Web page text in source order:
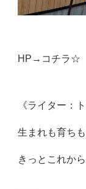
HP→ コチラ☆
《ライター：ト
生まれも育ち
きっとこれか